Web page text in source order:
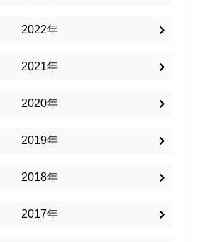
2022
2021
2020
2019
2018
2017